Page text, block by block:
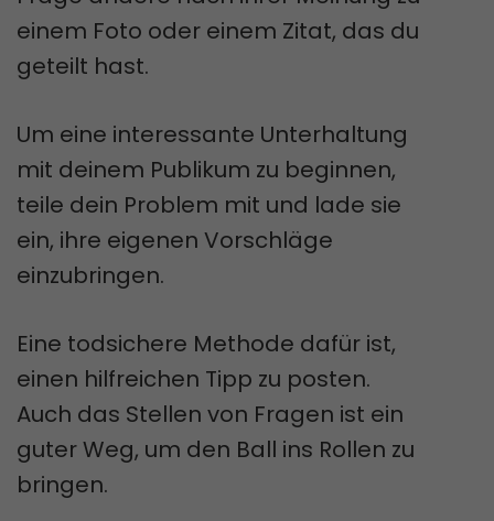
einem Foto oder einem Zitat, das du
geteilt hast.
Um eine interessante Unterhaltung
mit deinem Publikum zu beginnen,
teile dein Problem mit und lade sie
ein, ihre eigenen Vorschläge
einzubringen.
Eine todsichere Methode dafür ist,
einen hilfreichen Tipp zu posten.
Auch das Stellen von Fragen ist ein
guter Weg, um den Ball ins Rollen zu
bringen.